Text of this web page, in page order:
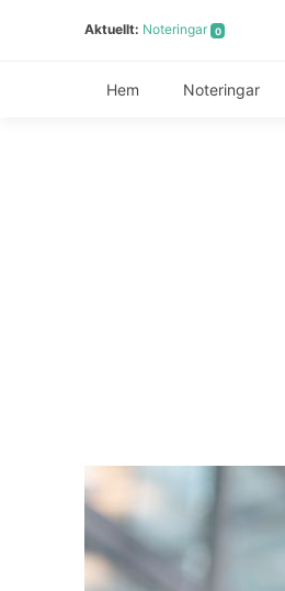
Aktuellt: Noteringar 0
Hem Noteringar